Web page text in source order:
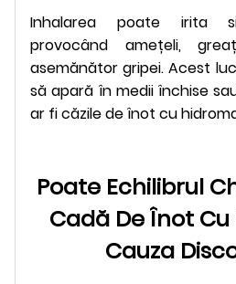
Inhalarea poate irita
provocând amețeli,
asemănător gripei. Acest
să apară în medii închise
ar fi căzile de înot cu
Poate Echilibrul
Cadă De Înot
Cauza